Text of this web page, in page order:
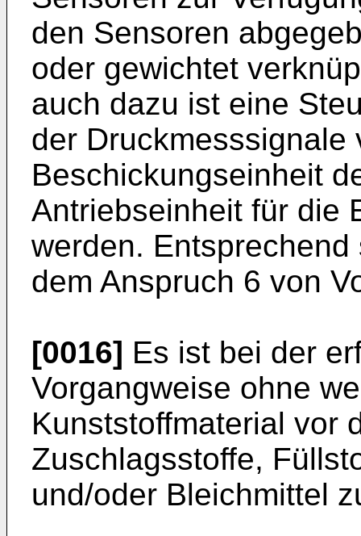
den Sensoren
oder gewichtet
auch dazu ist eine
der Druckmesssignale
Beschickungseinheit
Antriebseinheit für die
werden.
dem Anspruch 6 von
[0016] Es ist bei der
Vorgangweise ohne
Kunststoffmaterial vor
Zuschlagsstoffe,
und/oder Bleichmittel